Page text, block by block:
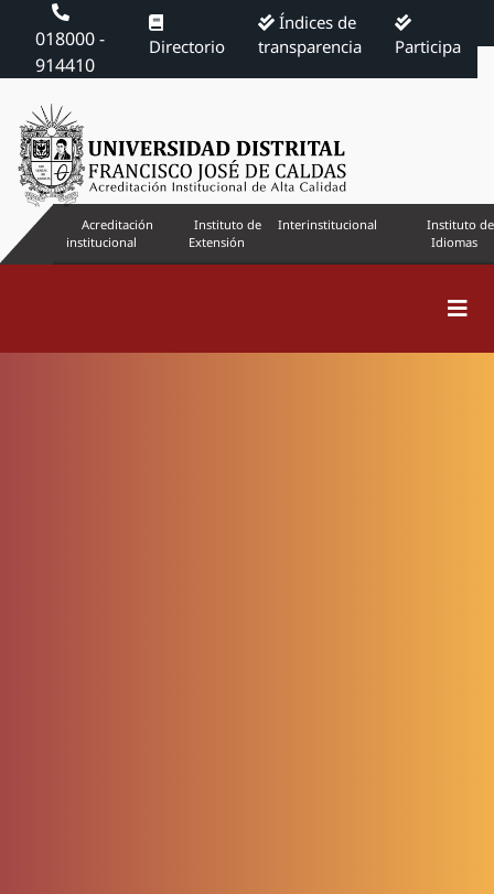
018000 -
914410
Directorio
Índices de
transparencia
Participa
Acreditación
institucional
Instituto de
Extensión
Interinstitucional
Instituto de
Idiomas